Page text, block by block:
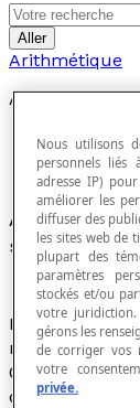
Aller
Arithmétique
Arithmétique
Application
systèmes
Dans le
nombres
0, 1, 2, 3, 4, ..., (
définies dans
Nous utilisons
personnels
adresse IP)
améliorer les
diffuser des
les sites web de
plupart des
paramètres
stockés et/ou
votre
gérons les
de corriger vos
votre
privée.